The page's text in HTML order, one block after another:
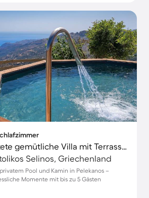
Voll ausgestattete gemütliche Villa mit Terrasse, privatem Pool und Grill | Bergblick
Selinos, Griechenland
Pool und Kamin in Pelekanos –
Momente mit bis zu 5 Gästen